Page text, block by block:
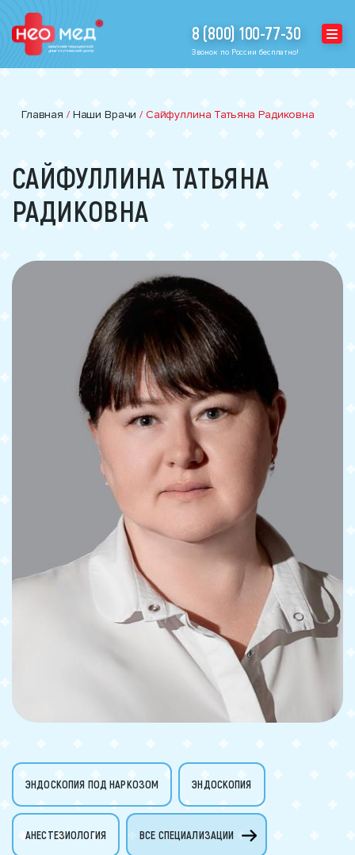
8 (800) 100-77-30
Звонок по России бесплатно!
Главная / Наши Врачи / Сайфуллина Татьяна Радиковна
САЙФУЛЛИНА ТАТЬЯНА
РАДИКОВНА
ЭНДОСКОПИЯ ПОД НАРКОЗОМ ЭНДОСКОПИЯ
АНЕСТЕЗИОЛОГИЯ ВСЕ СПЕЦИАЛИЗАЦИИ